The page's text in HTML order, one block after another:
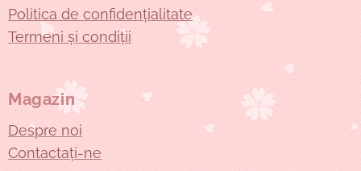
Politica de confidențialitate
Termeni și condiții
Magazin
Despre noi
Contactați-ne